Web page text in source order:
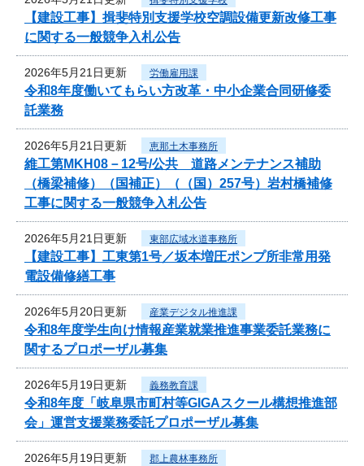
【建設工事】揖斐特別支援学校空調設備更新改修工事
に関する一般競争入札公告
2026年5月21日更新 労働雇用課
令和8年度働いてもらい方改革・中小企業合同研修委
託業務
2026年5月21日更新 恵那土木事務所
維工第MKH08－12号/公共 道路メンテナンス補助
（橋梁補修）（国補正）（（国）257号）岩村橋補修
工事に関する一般競争入札公告
2026年5月21日更新 東部広域水道事務所
【建設工事】工東第1号／坂本増圧ポンプ所非常用発
電設備修繕工事
2026年5月20日更新 産業デジタル推進課
令和8年度学生向け情報産業就業推進事業委託業務に
関するプロポーザル募集
2026年5月19日更新 義務教育課
令和8年度「岐阜県市町村等GIGAスクール構想推進部
会」運営支援業務委託プロポーザル募集
2026年5月19日更新 郡上農林事務所